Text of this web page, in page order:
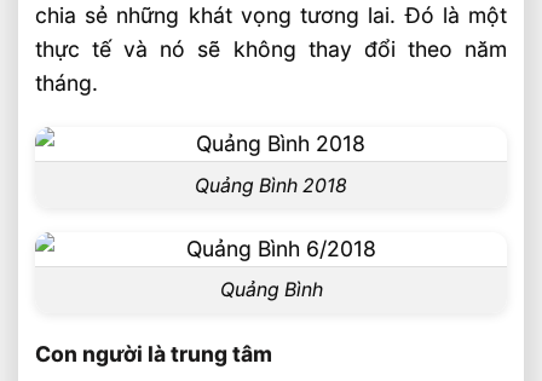
chia sẻ những khát vọng tương lai. Đó là một
thực tế và nó sẽ không thay đổi theo năm
tháng.
Quảng Bình 2018
Quảng Bình
Con người là trung tâm